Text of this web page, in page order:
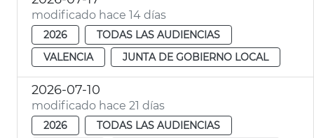
modificado hace 14 días
2026
TODAS LAS AUDIENCIAS
VALENCIA
JUNTA DE GOBIERNO LOCAL
2026-07-10
modificado hace 21 días
2026
TODAS LAS AUDIENCIAS